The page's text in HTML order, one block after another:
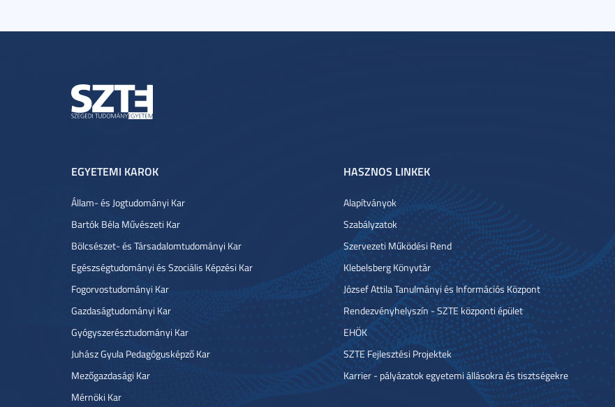
EGYETEMI KAROK
Állam- és Jogtudományi Kar
Bartók Béla Művészeti Kar
Bölcsészet- és Társadalomtudományi Kar
Egészségtudományi és Szociális Képzési Kar
Fogorvostudományi Kar
Gazdaságtudományi Kar
Gyógyszerésztudományi Kar
Juhász Gyula Pedagógusképző Kar
Mezőgazdasági Kar
Mérnöki Kar
HASZNOS LINKEK
Alapítványok
Szabályzatok
Szervezeti Működési Rend
Klebelsberg Könyvtár
József Attila Tanulmányi és Információs Központ
Rendezvényhelyszín - SZTE központi épület
EHÖK
SZTE Fejlesztési Projektek
Karrier - pályázatok egyetemi állásokra és tisztségekre